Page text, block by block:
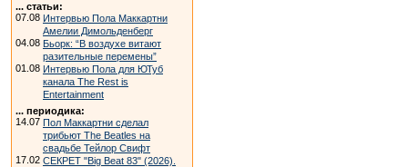
... статьи:
07.08 Интервью Пола Маккартни
Амелии Димольденберг
04.08 Бьорк: “В воздухе витают
разительные перемены”
01.08 Интервью Пола для ЮТуб
канала The Rest is
Entertainment
... периодика:
14.07 Пол Маккартни сделал
трибьют The Beatles на
свадьбе Тейлор Свифт
17.02 СЕКРЕТ "Big Beat 83" (2026).